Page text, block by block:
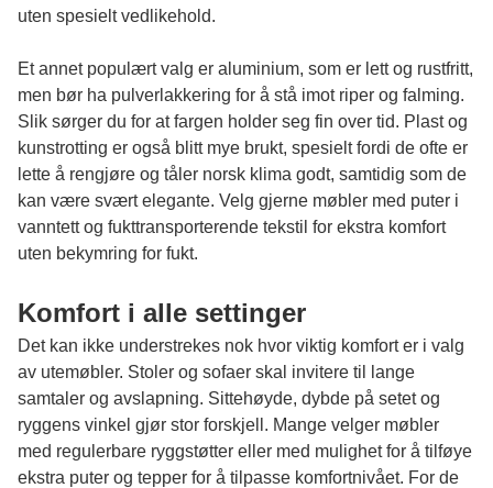
uten spesielt vedlikehold.
Et annet populært valg er aluminium, som er lett og rustfritt,
men bør ha pulverlakkering for å stå imot riper og falming.
Slik sørger du for at fargen holder seg fin over tid. Plast og
kunstrotting er også blitt mye brukt, spesielt fordi de ofte er
lette å rengjøre og tåler norsk klima godt, samtidig som de
kan være svært elegante. Velg gjerne møbler med puter i
vanntett og fukttransporterende tekstil for ekstra komfort
uten bekymring for fukt.
Komfort i alle settinger
Det kan ikke understrekes nok hvor viktig komfort er i valg
av utemøbler. Stoler og sofaer skal invitere til lange
samtaler og avslapning. Sittehøyde, dybde på setet og
ryggens vinkel gjør stor forskjell. Mange velger møbler
med regulerbare ryggstøtter eller med mulighet for å tilføye
ekstra puter og tepper for å tilpasse komfortnivået. For de